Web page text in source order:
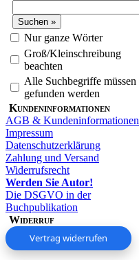
Nur ganze Wörter
Groß/Kleinschreibung
beachten
Alle Suchbegriffe müssen
gefunden werden
Kundeninformationen
AGB & Kundeninformationen
Impressum
Datenschutzerklärung
Zahlung und Versand
Widerrufsrecht
Werden Sie Autor!
Die DSGVO in der
Buchpublikation
Widerruf
Vertrag widerrufen